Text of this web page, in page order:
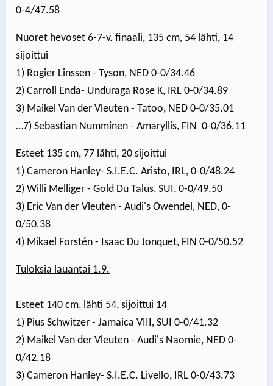
0-4/47.58
Nuoret hevoset 6-7-v. finaali, 135 cm, 54 lähti, 14
sijoittui
1) Rogier Linssen - Tyson, NED 0-0/34.46
2) Carroll Enda- Unduraga Rose K, IRL 0-0/34.89
3) Maikel Van der Vleuten - Tatoo, NED 0-0/35.01
…7) Sebastian Numminen - Amaryllis, FIN 0-0/36.11
Esteet 135 cm, 77 lähti, 20 sijoittui
1) Cameron Hanley- S.I.E.C. Aristo, IRL, 0-0/48.24
2) Willi Melliger - Gold Du Talus, SUI, 0-0/49.50
3) Eric Van der Vleuten - Audi's Owendel, NED, 0-
0/50.38
4) Mikael Forstén - Isaac Du Jonquet, FIN 0-0/50.52
Tuloksia lauantai 1.9.
Esteet 140 cm, lähti 54, sijoittui 14
1) Pius Schwitzer - Jamaica VIII, SUI 0-0/41.32
2) Maikel Van der Vleuten - Audi's Naomie, NED 0-
0/42.18
3) Cameron Hanley- S.I.E.C. Livello, IRL 0-0/43.73